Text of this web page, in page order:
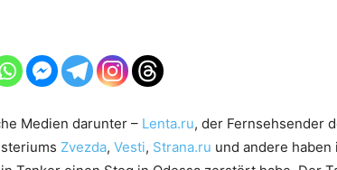
Medien darunter – Lenta.ru, der Fernsehsender
Zvezda, Vesti, Strana.ru und andere